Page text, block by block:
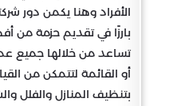
الأفراد وهنا يكمن دور
بارزًا في تقديم حزمة من
تساعد من خلالها جميع
أو القائمة لتتمكن من
بتنظيف المنازل والفلل